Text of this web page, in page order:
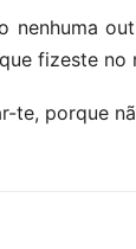
nenhuma
fizeste no
te, porque